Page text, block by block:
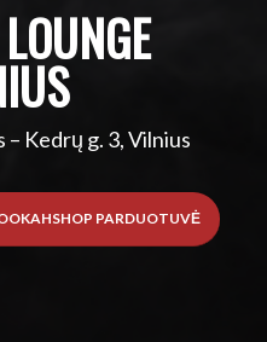
– Kedrų g. 3, Vilnius
PARDUOTUVĖ